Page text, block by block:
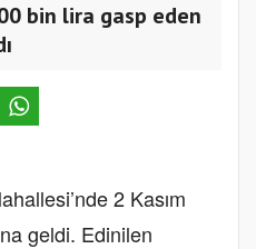
bin lira gasp eden
2 Kasım
geldi. Edinilen